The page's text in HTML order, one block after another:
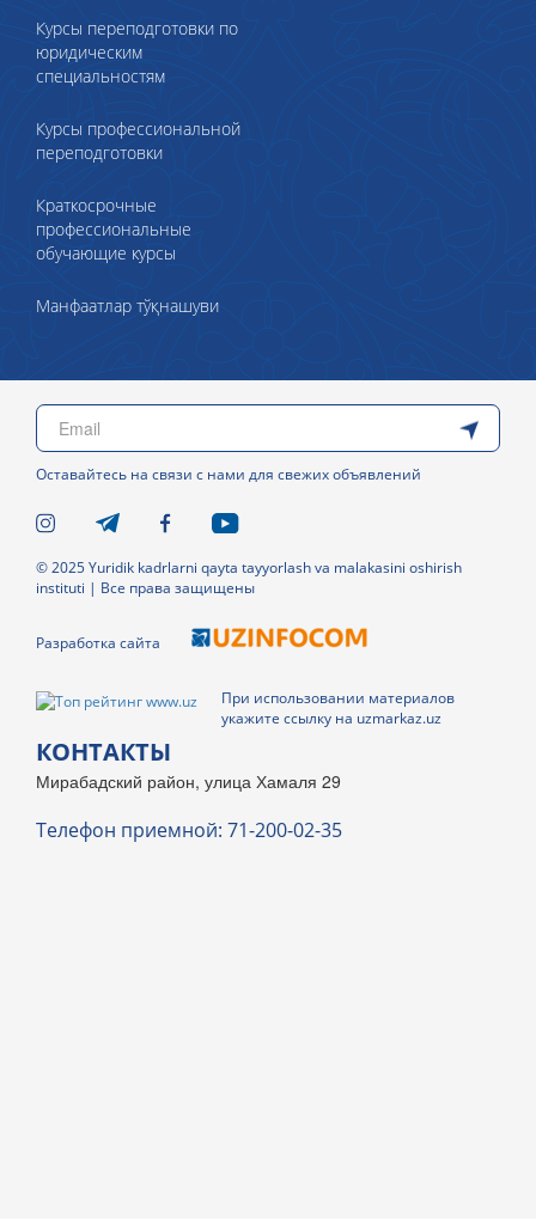
Курсы переподготовки по
юридическим
специальностям
Курсы профессиональной
переподготовки
Краткосрочные
профессиональные
обучающие курсы
Манфаатлар тўқнашуви
Оставайтесь на связи с нами для свежих объявлений
© 2025 Yuridik kadrlarni qayta tayyorlash va malakasini oshirish
instituti | Все права защищены
Разработка сайта
При использовании материалов
укажите ссылку на uzmarkaz.uz
КОНТАКТЫ
Мирабадский район, улица Хамаля 29
Телефон приемной: 71-200-02-35